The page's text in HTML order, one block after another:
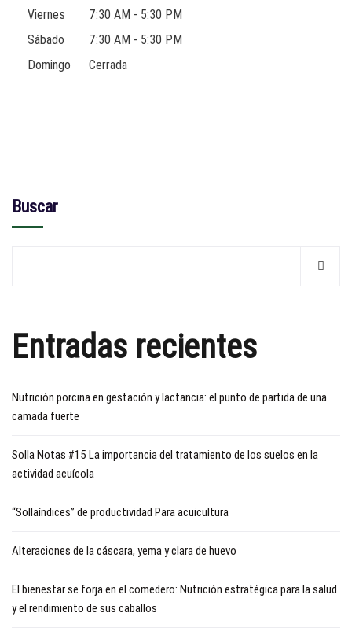
Viernes
7:30 AM - 5:30 PM
Sábado
7:30 AM - 5:30 PM
Domingo
Cerrada
Buscar
Entradas recientes
Nutrición porcina en gestación y lactancia: el punto de partida de una
camada fuerte
Solla Notas #15 La importancia del tratamiento de los suelos en la
actividad acuícola
“Sollaíndices” de productividad Para acuicultura
Alteraciones de la cáscara, yema y clara de huevo
El bienestar se forja en el comedero: Nutrición estratégica para la salud
y el rendimiento de sus caballos